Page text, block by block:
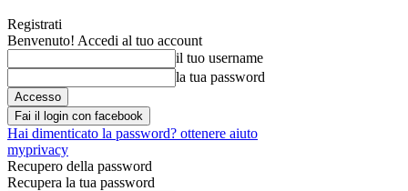
Registrati
Benvenuto! Accedi al tuo account
il tuo username
la tua password
Fai il login con facebook
Hai dimenticato la password? ottenere aiuto
myprivacy
Recupero della password
Recupera la tua password